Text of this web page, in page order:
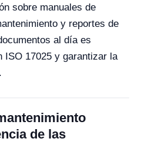
sobre manuales de
y reportes de
al día es
ISO 17025 y garantizar la
de las